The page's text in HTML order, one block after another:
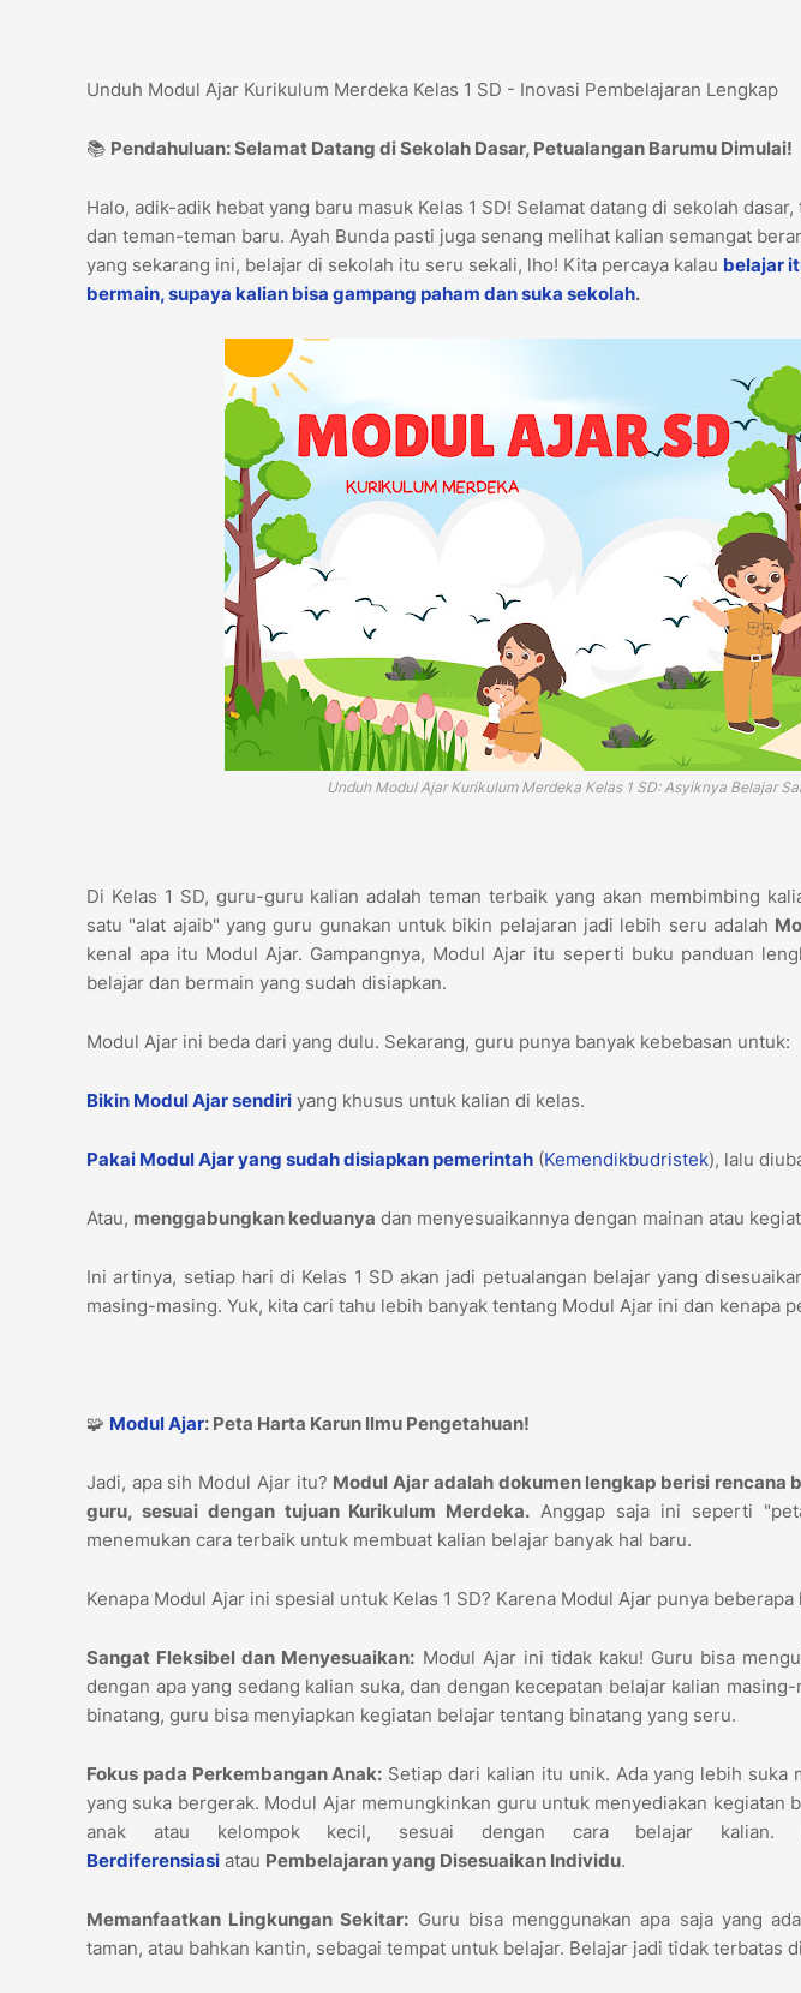
Unduh Modul Ajar Kurikulum Merdeka Kelas 1 SD - Inovasi Pembelajaran Lengkap
📚 Pendahuluan: Selamat Datang di Sekolah Dasar, Petualangan Barumu Dimulai!
Halo, adik-adik hebat yang baru masuk Kelas 1 SD! Selamat datang di sekolah
dan teman-teman baru. Ayah Bunda pasti juga senang melihat kalian semangat
yang sekarang ini, belajar di sekolah itu seru sekali, lho! Kita percaya kalau belajar
bermain, supaya kalian bisa gampang paham dan suka sekolah.
Unduh Modul Ajar Kurikulum Merdeka Kelas 1 SD: Asyiknya Belajar
Di Kelas 1 SD, guru-guru kalian adalah teman terbaik yang akan membimbing
satu "alat ajaib" yang guru gunakan untuk bikin pelajaran jadi lebih seru adalah
kenal apa itu Modul Ajar. Gampangnya, Modul Ajar itu seperti buku panduan
belajar dan bermain yang sudah disiapkan.
Modul Ajar ini beda dari yang dulu. Sekarang, guru punya banyak kebebasan untuk:
Bikin Modul Ajar sendiri yang khusus untuk kalian di kelas.
Pakai Modul Ajar yang sudah disiapkan pemerintah (Kemendikbudristek), lalu
Atau, menggabungkan keduanya dan menyesuaikannya dengan mainan atau
Ini artinya, setiap hari di Kelas 1 SD akan jadi petualangan belajar yang
masing-masing. Yuk, kita cari tahu lebih banyak tentang Modul Ajar ini dan kenapa
🧩 Modul Ajar: Peta Harta Karun Ilmu Pengetahuan!
Jadi, apa sih Modul Ajar itu? Modul Ajar adalah dokumen lengkap berisi rencana
guru, sesuai dengan tujuan Kurikulum Merdeka. Anggap saja ini seperti
menemukan cara terbaik untuk membuat kalian belajar banyak hal baru.
Kenapa Modul Ajar ini spesial untuk Kelas 1 SD? Karena Modul Ajar punya
Sangat Fleksibel dan Menyesuaikan: Modul Ajar ini tidak kaku! Guru bisa
dengan apa yang sedang kalian suka, dan dengan kecepatan belajar kalian
binatang, guru bisa menyiapkan kegiatan belajar tentang binatang yang seru.
Fokus pada Perkembangan Anak: Setiap dari kalian itu unik. Ada yang lebih suka
yang suka bergerak. Modul Ajar memungkinkan guru untuk menyediakan kegiatan
anak atau kelompok kecil, sesuai dengan cara belajar
Berdiferensiasi atau Pembelajaran yang Disesuaikan Individu.
Memanfaatkan Lingkungan Sekitar: Guru bisa menggunakan apa saja yang
taman, atau bahkan kantin, sebagai tempat untuk belajar. Belajar jadi tidak terbatas